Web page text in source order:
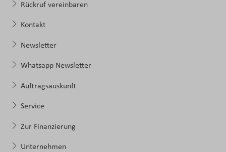
Rückruf vereinbaren
Kontakt
Newsletter
Whatsapp Newsletter
Auftragsauskunft
Service
Zur Finanzierung
Unternehmen